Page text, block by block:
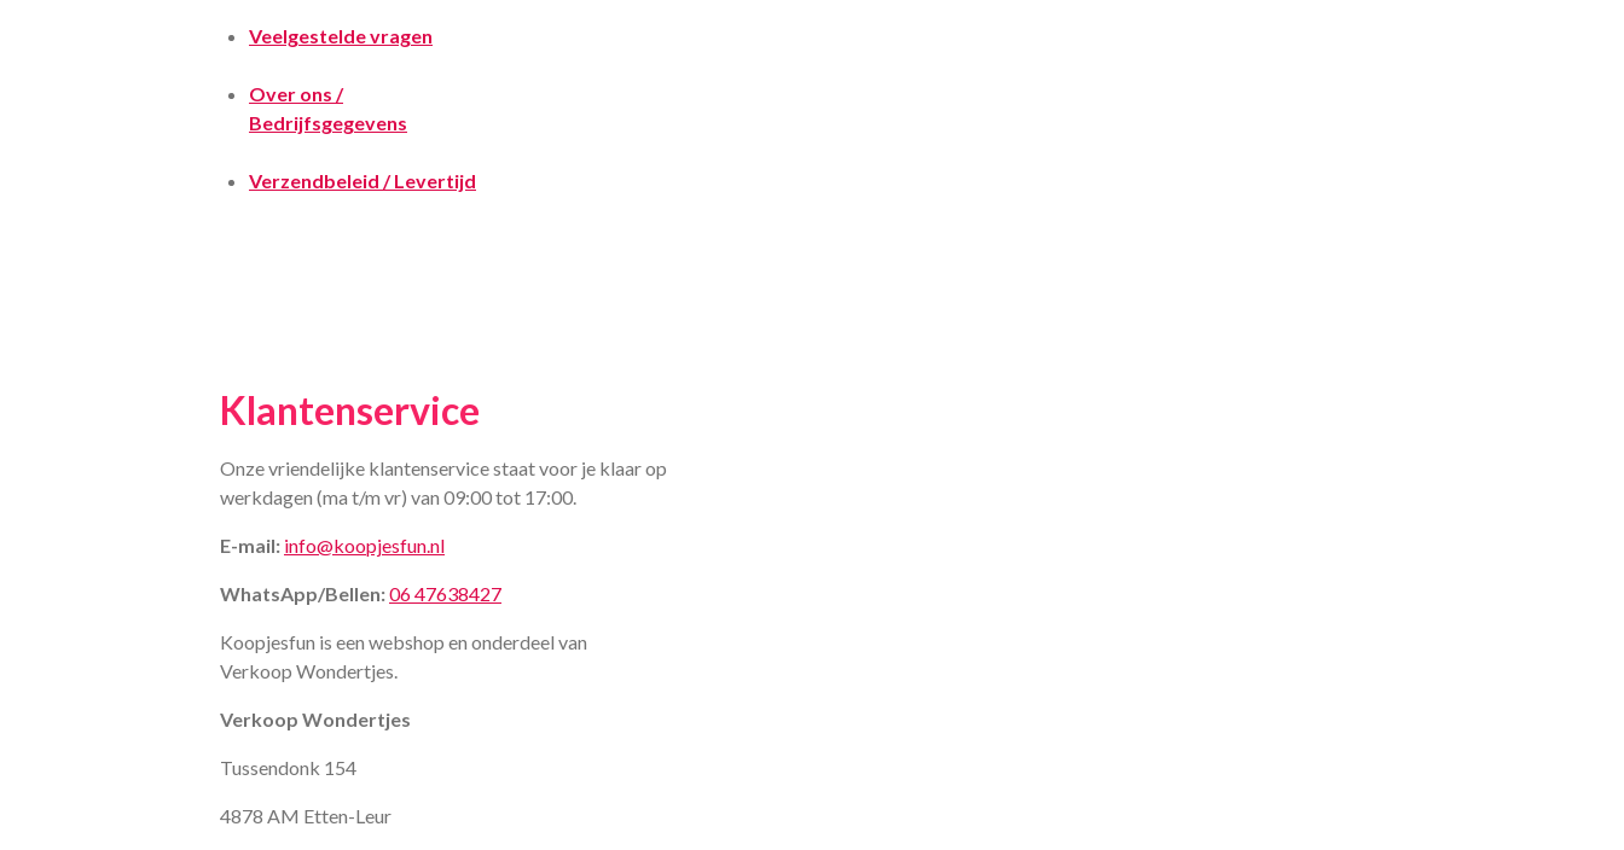
Veelgestelde vragen
Over ons /
Bedrijfsgegevens
Verzendbeleid / Levertijd
Klantenservice
Onze vriendelijke klantenservice staat voor je klaar op
werkdagen (ma t/m vr) van 09:00 tot 17:00.
E-mail: info@koopjesfun.nl
WhatsApp/Bellen:06 47638427
Koopjesfun is een webshop en onderdeel van
Verkoop Wondertjes.
Verkoop Wondertjes
Tussendonk 154
4878 AM Etten-Leur